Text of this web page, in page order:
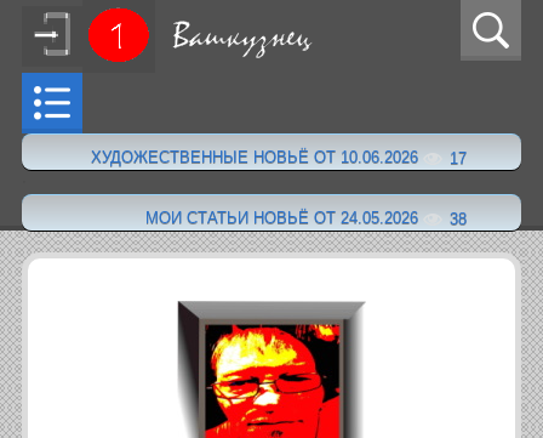
ХУДОЖЕСТВЕННЫЕ НОВЬЁ ОТ 10.06.2026 17
МОИ СТАТЬИ НОВЬЁ ОТ 24.05.2026 38